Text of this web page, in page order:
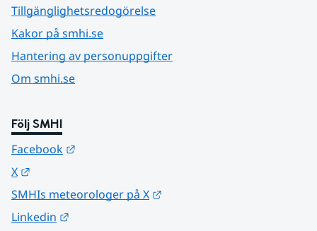
Tillgänglighetsredogörelse
Kakor på smhi.se
Hantering av personuppgifter
Om smhi.se
Följ SMHI
Facebook
X
SMHIs meteorologer på X
Linkedin